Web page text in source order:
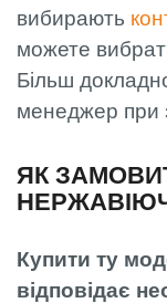
вибирають
можете
Більш
менеджер при
ЯК
Купити ту
відповідає